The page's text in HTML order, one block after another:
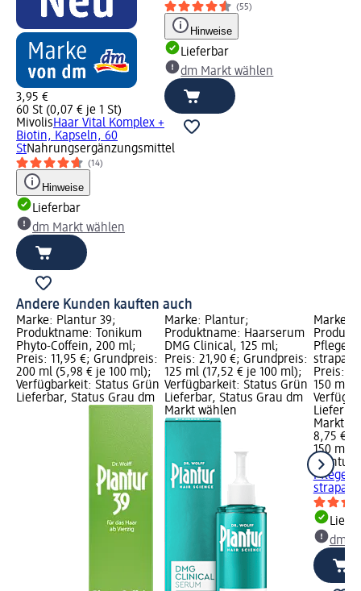
3,95 €
60 St (0,07 € je 1 St)
MivolisHaar Vital Komplex +
Biotin, Kapseln, 60
StNahrungsergänzungsmittel
(14)
Hinweise
Lieferbar
dm Markt wählen
(55)
Hinweise
Lieferbar
dm Markt wählen
Andere Kunden kauften auch
Marke: Plantur 39;
Produktname: Tonikum
Phyto-Coffein, 200 ml;
Preis: 11,95 €; Grundpreis:
200 ml (5,98 € je 100 ml);
Verfügbarkeit: Status Grün
Lieferbar, Status Grau dm
Marke: Plantur;
Produktname: Haarserum
DMG Clinical, 125 ml;
Preis: 21,90 €; Grundpreis:
125 ml (17,52 € je 100 ml);
Verfügbarkeit: Status Grün
Lieferbar, Status Grau dm
Markt wählen
Marke:
Pflege
Preis:
150 ml
Markt
8,75 €
150 ml
Plantur
Pflege
dm